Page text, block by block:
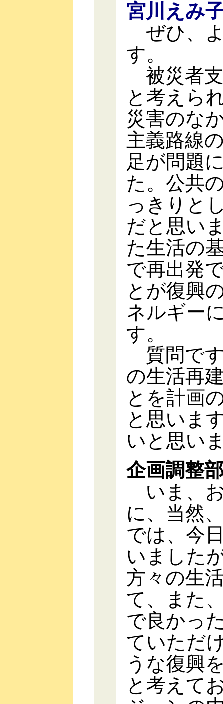
宮川えみ
ぜひ、
す。
被災者
と考えら
災害のな
主義路線
足が問題
た。公共
っきりと
だと思い
た生活の
で再出発
とが復興
ネルギー
す。
質問で
の生活再
とを計画
と思いま
いと思い
企画調整
いま、
に、当然
では、今
いました
方々の生
て、また
で良かっ
ていただ
うな復興
と考えて